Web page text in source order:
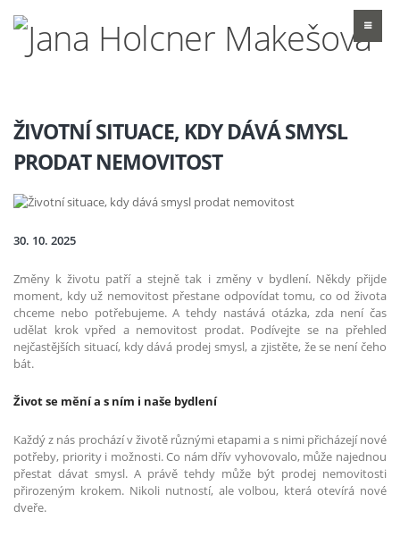
ŽIVOTNÍ SITUACE, KDY DÁVÁ SMYSL
PRODAT NEMOVITOST
30. 10. 2025
Změny k životu patří a stejně tak i změny v bydlení. Někdy přijde
moment, kdy už nemovitost přestane odpovídat tomu, co od života
chceme nebo potřebujeme. A tehdy nastává otázka, zda není čas
udělat krok vpřed a nemovitost prodat. Podívejte se na přehled
nejčastějších situací, kdy dává prodej smysl, a zjistěte, že se není čeho
bát.
Život se mění a s ním i naše bydlení
Každý z nás prochází v životě různými etapami a s nimi přicházejí nové
potřeby, priority i možnosti. Co nám dřív vyhovovalo, může najednou
přestat dávat smysl. A právě tehdy může být prodej nemovitosti
přirozeným krokem. Nikoli nutností, ale volbou, která otevírá nové
dveře.